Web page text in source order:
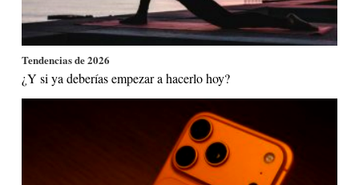
Tendencias de 2026
¿Y si ya deberías empezar a hacerlo hoy?